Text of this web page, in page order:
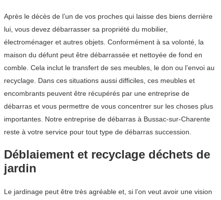
Après le décès de l’un de vos proches qui laisse des biens derrière
lui, vous devez débarrasser sa propriété du mobilier,
électroménager et autres objets. Conformément à sa volonté, la
maison du défunt peut être débarrassée et nettoyée de fond en
comble. Cela inclut le transfert de ses meubles, le don ou l’envoi au
recyclage. Dans ces situations aussi difficiles, ces meubles et
encombrants peuvent être récupérés par une entreprise de
débarras et vous permettre de vous concentrer sur les choses plus
importantes. Notre entreprise de débarras à Bussac-sur-Charente
reste à votre service pour tout type de débarras succession.
Déblaiement et recyclage déchets de
jardin
Le jardinage peut être très agréable et, si l’on veut avoir une vision